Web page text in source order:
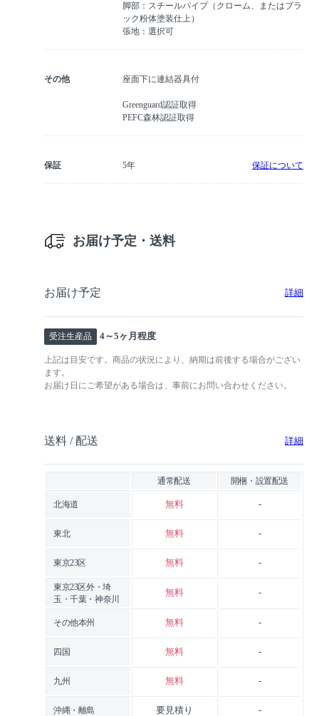
脚部：スチールパイプ（クローム、またはブラ
ック粉体塗装仕上）
張地：選択可
その他 座面下に連結器具付
Greenguard認証取得
PEFC森林認証取得
保証 5年 保証について
お届け予定・送料
お届け予定 詳細
受注生産品 4～5ヶ月程度
上記は目安です。商品の状況により、納期は前後する場合がござい
ます。
お届け日にご希望がある場合は、事前にお問い合わせください。
送料 / 配送 詳細
通常配送 開梱・設置配送
北海道 無料 -
東北 無料 -
東京23区 無料 -
東京23区外・埼
玉・千葉・神奈川
無料 -
その他本州 無料 -
四国 無料 -
九州 無料 -
沖縄・離島 要見積り -